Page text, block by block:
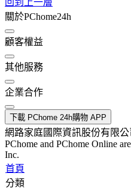
關於PChome24h
顧客權益
其他服務
企業合作
下載 PChome 24h購物 APP
網路家庭國際資訊股份有限
PChome and PChome Online
Inc.
首頁
分類